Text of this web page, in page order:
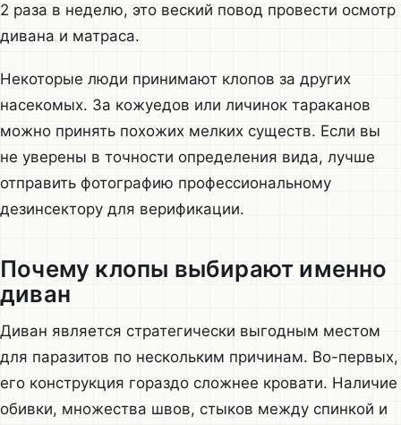
2 раза в неделю, это веский повод провести осмотр
дивана и матраса.
Некоторые люди принимают клопов за других
насекомых. За кожуедов или личинок тараканов
можно принять похожих мелких существ. Если вы
не уверены в точности определения вида, лучше
отправить фотографию профессиональному
дезинсектору для верификации.
Почему клопы выбирают именно
диван
Диван является стратегически выгодным местом
для паразитов по нескольким причинам. Во-первых,
его конструкция гораздо сложнее кровати. Наличие
обивки, множества швов, стыков между спинкой и